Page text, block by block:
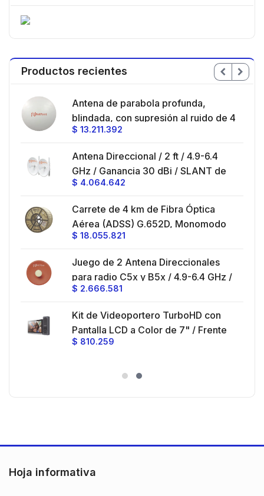
Productos recientes
Antena de parabola profunda,
blindada, con supresión al ruido de 4
ft, 5.9-7.2 GHz, Ganancia 36 dBi con
hasta 80 km, Conectores N-hembra,
montaje con alineación milimétrica.
$ 13.211.392
Antena Direccional / 2 ft / 4.9-6.4
GHz / Ganancia 30 dBi / SLANT de
45 ° y 90 ° / Conector N-Hembra /
Montaje y jumpers incluidos.
$ 4.064.642
Carrete de 4 km de Fibra Óptica
Aérea (ADSS) G.652D, Monomodo
de 24 Hilos, Exterior, Span 200,
$ 18.055.821
Juego de 2 Antena Direccionales
para radio C5x y B5x / 4.9-6.4 GHz /
Ganancia 27 dBi / Montaje incluido.
$ 2.666.581
Kit de Videoportero TurboHD con
Pantalla LCD a Color de 7" / Frente
de Calle para Exterior de
)130° de Visión (Gran Angular)
$ 810.259
Hoja informativa